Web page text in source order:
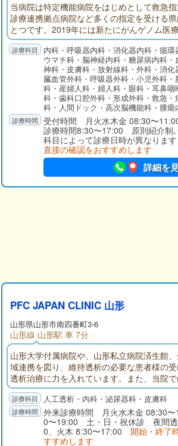
当病院は特定機能病院をはじめとして救急
診療連携拠点病院など多くの指定を受ける
とつです。2019年には新たにがんゲノム医
受けて以来、多くのゲノムパネル検査を実
したがん治療を提供してきました。手術支
らには東北で2番目となるCAR-T細胞治療
るなど、今後も患者さんの状態や希望に沿
供していきます。
内科・呼吸器内科・消化器内科・循環
ウマチ科・脳神経内科・糖尿病内科
神科・皮膚科・放射線科・外科・消
臓血管外科・呼吸器外科・小児外科
科・産婦人科・婦人科・眼科・耳鼻
科・歯科口腔外科・形成外科・救急・
科・人間ドック・高次脳機能科・腫
受付時間 月火水木金 08:30〜
診療時間8:30〜17:00 原則紹介制
科目によって診療日時が異なりま
直接の確認をおすすめします
詳細を
PFC JAPAN CLINIC 山形
山形県山形市南四番町3-6
山形線 山形駅 車 7分
山形大学付属病院や、山形私立病院済生館
域連携を図り、維持透析の必要な患者様の
透析治療に力を入れています。また、当院
様向けに山形市内を巡回する無料送迎バス
自力での通院が困難な透析患者様でも安心し
とができます。前立腺・腎臓病治療に力を
鏡検査（膀胱）も行っております。
人工透析・内科・泌尿器科・皮膚科
外来診療時間 月火水木金 08:30
0〜19:00 土・日・祝休診 夜間透
0、火木 8:30〜17:00 開始・終了
すすめします